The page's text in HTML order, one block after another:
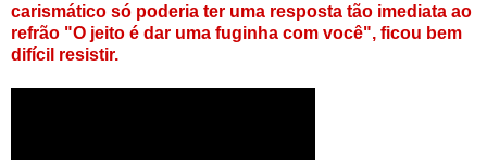
carismático só poderia ter uma resposta tão imediata ao
refrão "O jeito é dar uma fuginha com você", ficou bem
difícil resistir.